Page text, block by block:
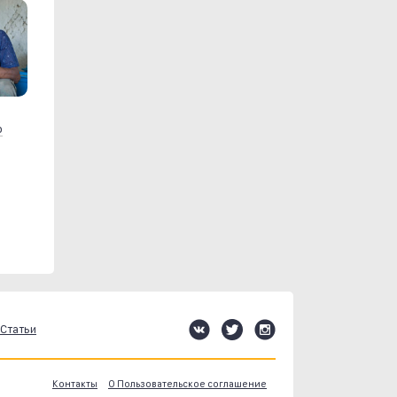
Статьи
Контакты О Пользовательское соглашение